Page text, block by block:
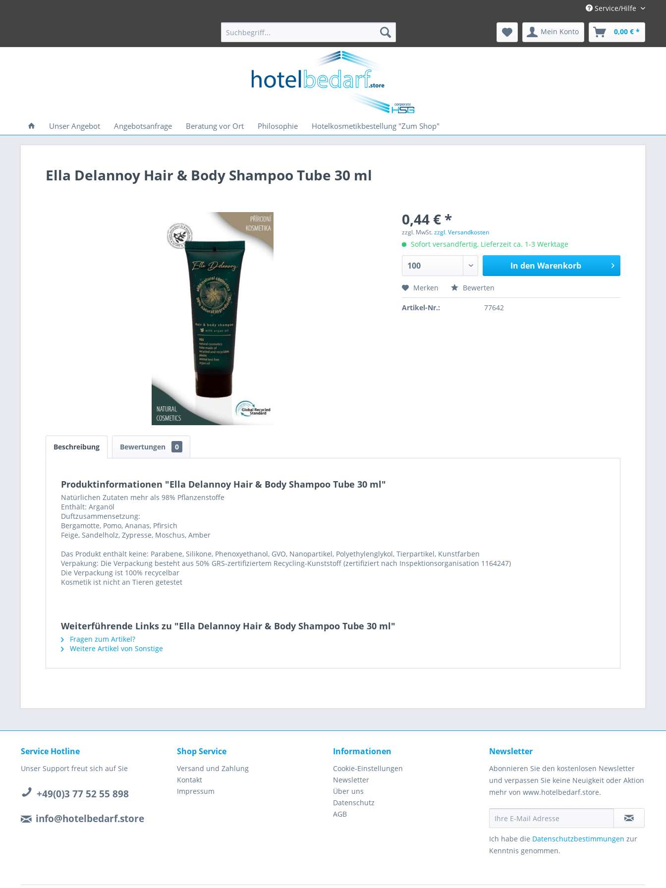
Service/Hilfe
Mein Konto 0,00 € *
Unser Angebot Angebotsanfrage Beratung vor Ort Philosophie Hotelkosmetikbestellung "Zum Shop"
Ella Delannoy Hair & Body Shampoo Tube 30 ml
0,44 € *
zzgl. MwSt.zzgl. Versandkosten
Sofort versandfertig, Lieferzeit ca. 1-3 Werktage
In den Warenkorb
Merken Bewerten
Artikel-Nr.: 77642
Beschreibung Bewertungen 0
Produktinformationen "Ella Delannoy Hair & Body Shampoo Tube 30 ml"
Natürlichen Zutaten mehr als 98% Pflanzenstoffe
Enthält: Arganöl
Duftzusammensetzung:
Bergamotte, Pomo, Ananas, Pfirsich
Feige, Sandelholz, Zypresse, Moschus, Amber
Das Produkt enthält keine: Parabene, Silikone, Phenoxyethanol, GVO, Nanopartikel, Polyethylenglykol, Tierpartikel, Kunstfarben
Verpakung: Die Verpackung besteht aus 50% GRS-zertifiziertem Recycling-Kunststoff (zertifiziert nach Inspektionsorganisation 1164247)
Die Verpackung ist 100% recycelbar
Kosmetik ist nicht an Tieren getestet
Weiterführende Links zu "Ella Delannoy Hair & Body Shampoo Tube 30 ml"
Fragen zum Artikel?
Weitere Artikel von Sonstige
Service Hotline
Unser Support freut sich auf Sie
+49(0)3 77 52 55 898
info@hotelbedarf.store
Shop Service
Versand und Zahlung
Kontakt
Impressum
Informationen
Cookie-Einstellungen
Newsletter
Über uns
Datenschutz
AGB
Newsletter
Abonnieren Sie den kostenlosen Newsletter
und verpassen Sie keine Neuigkeit oder Aktion
mehr von www.hotelbedarf.store.
Ich habe die Datenschutzbestimmungen zur
Kenntnis genommen.